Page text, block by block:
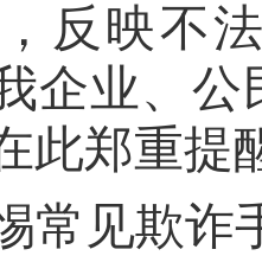
反映不
企业、
此郑重提
常见欺诈